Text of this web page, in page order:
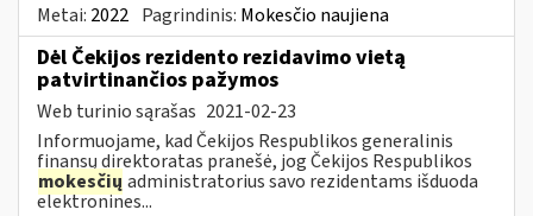
Metai: 2022 Pagrindinis: Mokesčio naujiena
Dėl Čekijos rezidento rezidavimo vietą
patvirtinančios pažymos
Web turinio sąrašas 2021-02-23
Informuojame, kad Čekijos Respublikos generalinis
finansų direktoratas pranešė, jog Čekijos Respublikos
mokesčių administratorius savo rezidentams išduoda
elektronines...